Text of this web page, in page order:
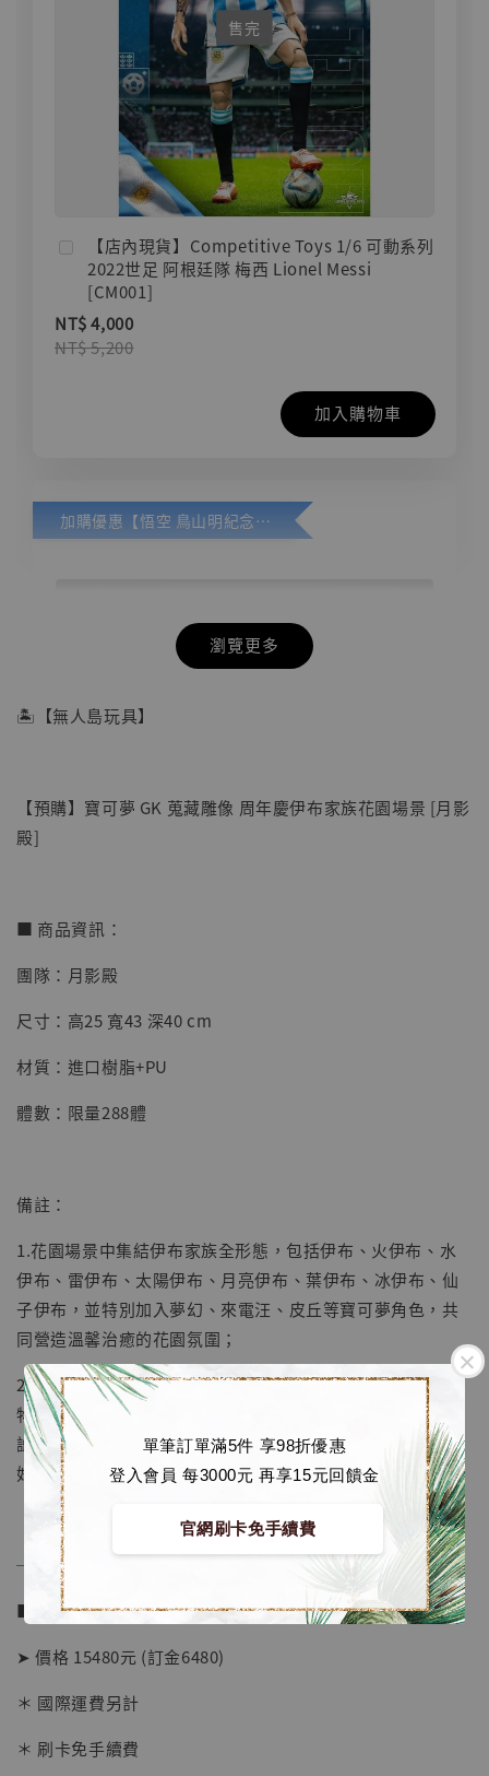
單筆訂單滿5件 享98折優惠
登入會員 每3000元 再享15元回饋金
官網刷卡免手續費
售完
【店內現貨】Competitive Toys 1/6 可動系列
2022世足 阿根廷隊 梅西 Lionel Messi
[CM001]
NT$ 4,000
NT$ 5,200
加入購物車
加購優惠【悟空 鳥山明紀念款 [奇蹟工作室]】
【店內現貨】七龍珠 系列蒐藏雕像 悟空 鳥山
明紀念款 [奇蹟工作室]
NT$ 5,580
加購優惠【海賊王 布魯克達摩 [7STARS Studio]】
【店內現貨】海賊王 系列蒐藏雕像 布魯克達
摩 [7STARS Studio]
瀏覽更多
🏝【無人島玩具】
【預購】寶可夢 GK 蒐藏雕像 周年慶伊布家族花園場景 [月影
殿]
■ 商品資訊：
團隊：月影殿
尺寸：高25 寬43 深40 cm
材質：進口樹脂+PU
體數：限量288體
備註：
1.花園場景中集結伊布家族全形態，包括伊布、火伊布、水
伊布、雷伊布、太陽伊布、月亮伊布、葉伊布、冰伊布、仙
子伊布，並特別加入夢幻、來電汪、皮丘等寶可夢角色，共
同營造溫馨治癒的花園氛圍；
2.周年慶伊布家族花園場景由原型師純手工雕刻完成，從植
物紋理、花草層次到庭院建築細節均精心塑造，呈現出靜
謐、夢幻且充滿生命力的生態場景，定格屬於伊布家族的美
好瞬間。
──────────────
■ 販售資訊 (NT$)：
➤ 價格 15480元 (訂金6480)
＊ 國際運費另計
＊ 刷卡免手續費